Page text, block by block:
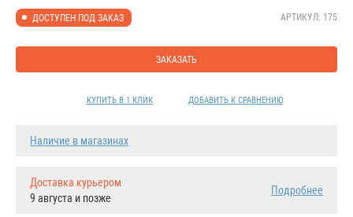
ДОСТУПЕН ПОД ЗАКАЗ АРТИКУЛ: 175
ЗАКАЗАТЬ
КУПИТЬ В 1 КЛИК ДОБАВИТЬ К СРАВНЕНИЮ
Наличие в магазинах
Доставка курьером
9 августа и позже
Подробнее